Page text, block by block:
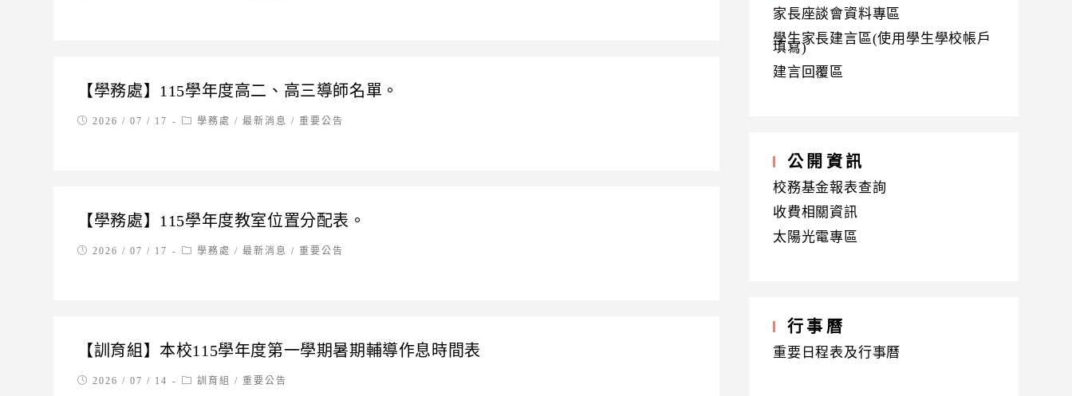
【學務處】115學年度高二、高三導師名單。
Post2026 / 07 / 17
Post學務處 / 最新消息 / 重要公告
【學務處】115學年度教室位置分配表。
Post2026 / 07 / 17
Post學務處 / 最新消息 / 重要公告
【訓育組】本校115學年度第一學期暑期輔導作息時間表
Post2026 / 07 / 14
Post訓育組 / 重要公告
家長座談會資料專區
學生家長建言區(使用學生學校帳戶
填寫)
建言回覆區
公開資訊
校務基金報表查詢
收費相關資訊
太陽光電專區
行事曆
重要日程表及行事曆